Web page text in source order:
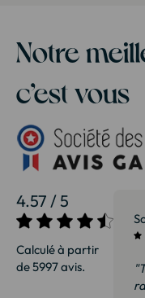
Notre
c’est vous
4.57 / 5
Calculé à partir
de 5997 avis.
27/07/2026